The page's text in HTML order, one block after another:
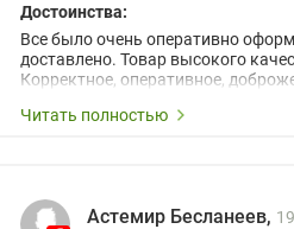
Достоинства:
Все было очень оперативно
доставлено. Товар высокого
Корректное, оперативное,
Читать полностью
Астемир Бесланеев,